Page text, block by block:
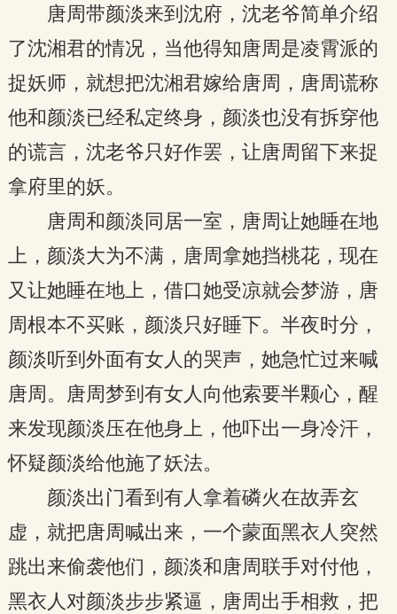
唐周带颜淡来到沈府，沈老爷简单介绍
了沈湘君的情况，当他得知唐周是凌霄派的
捉妖师，就想把沈湘君嫁给唐周，唐周谎称
他和颜淡已经私定终身，颜淡也没有拆穿他
的谎言，沈老爷只好作罢，让唐周留下来捉
拿府里的妖。
唐周和颜淡同居一室，唐周让她睡在地
上，颜淡大为不满，唐周拿她挡桃花，现在
又让她睡在地上，借口她受凉就会梦游，唐
周根本不买账，颜淡只好睡下。半夜时分，
颜淡听到外面有女人的哭声，她急忙过来喊
唐周。唐周梦到有女人向他索要半颗心，醒
来发现颜淡压在他身上，他吓出一身冷汗，
怀疑颜淡给他施了妖法。
颜淡出门看到有人拿着磷火在故弄玄
虚，就把唐周喊出来，一个蒙面黑衣人突然
跳出来偷袭他们，颜淡和唐周联手对付他，
黑衣人对颜淡步步紧逼，唐周出手相救，把